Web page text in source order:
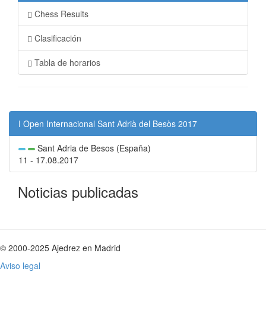
Chess Results
Clasificación
Tabla de horarios
I Open Internacional Sant Adrià del Besòs 2017
Sant Adria de Besos (España)
11 - 17.08.2017
Noticias publicadas
© 2000-2025 Ajedrez en Madrid
Aviso legal